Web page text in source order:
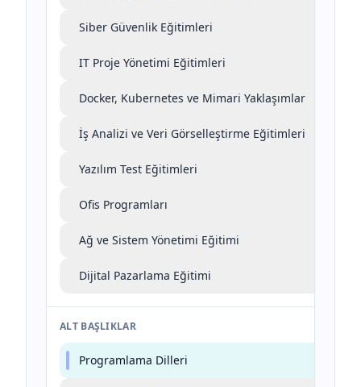
Siber Güvenlik Eğitimleri
IT Proje Yönetimi Eğitimleri
Docker, Kubernetes ve Mimari Yaklaşımlar
İş Analizi ve Veri Görselleştirme Eğitimleri
Yazılım Test Eğitimleri
Ofis Programları
Ağ ve Sistem Yönetimi Eğitimi
Dijital Pazarlama Eğitimi
ALT BAŞLIKLAR
Programlama Dilleri